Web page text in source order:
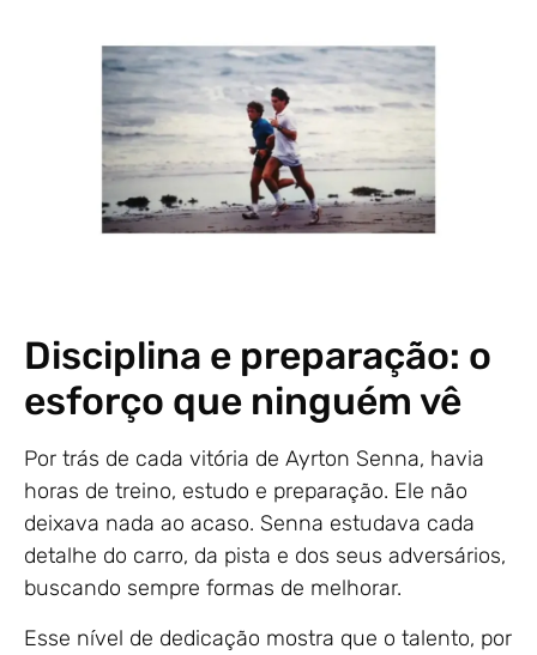
Disciplina e preparação: o
esforço que ninguém vê
Por trás de cada vitória de Ayrton Senna, havia
horas de treino, estudo e preparação. Ele não
deixava nada ao acaso. Senna estudava cada
detalhe do carro, da pista e dos seus adversários,
buscando sempre formas de melhorar.
Esse nível de dedicação mostra que o talento, por